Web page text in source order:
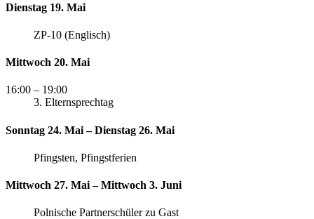
Dienstag 19. Mai
ZP-10 (Englisch)
Mittwoch 20. Mai
16:00 – 19:00
3. Elternsprechtag
Sonntag 24. Mai – Dienstag 26. Mai
Pfingsten, Pfingstferien
Mittwoch 27. Mai – Mittwoch 3. Juni
Polnische Partnerschüler zu Gast